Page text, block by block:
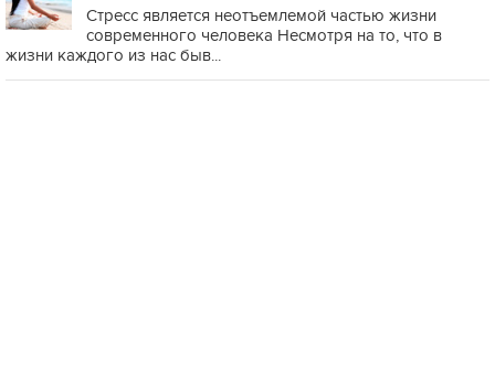
Стресс является неотъемлемой частью жизни
современного человека Несмотря на то, что в
жизни каждого из нас быв...